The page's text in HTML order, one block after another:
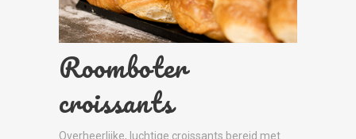
Roomboter
croissants
Overheerlijke, luchtige croissants bereid met